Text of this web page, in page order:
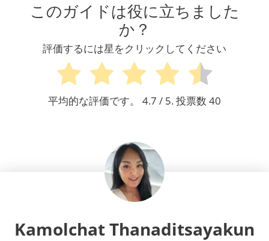
このガイドは役に立ちました
か？
評価するには星をクリックしてください
平均的な評価です。 4.7 / 5. 投票数 40
Kamolchat Thanaditsayakun